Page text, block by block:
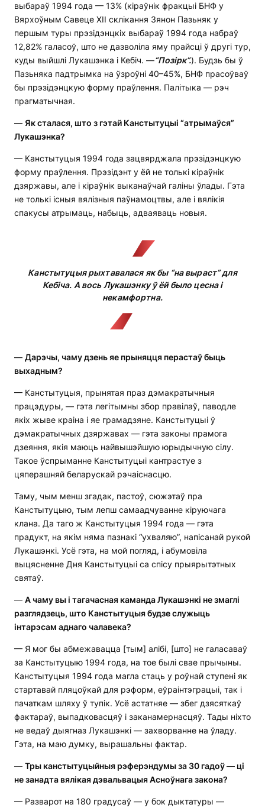
выбараў 1994 года — 13% (кіраўнік фракцыі БНФ у
Вярхоўным Савеце XII склікання Зянон Пазьняк у
першым туры прэзідэнцкіх выбараў 1994 года набраў
12,82% галасоў, што не дазволіла яму прайсці ў другі тур,
куды выйшлі Лукашэнка і Кебіч. —“Позірк”.). Будзь бы ў
Пазьняка падтрымка на ўзроўні 40–45%, БНФ прасоўваў
бы прэзідэнцкую форму праўлення. Палітыка — рэч
прагматычная.
— Як сталася, што з гэтай Канстытуцыі “атрымаўся”
Лукашэнка?
— Канстытуцыя 1994 года зацвярджала прэзідэнцкую
форму праўлення. Прэзідэнт у ёй не толькі кіраўнік
дзяржавы, але і кіраўнік выканаўчай галіны ўлады. Гэта
не толькі існыя вялізныя паўнамоцтвы, але і вялікія
спакусы атрымаць, набыць, адваяваць новыя.
Канстытуцыя рыхтавалася як бы “на выраст” для
Кебіча. А вось Лукашэнку ў ёй было цесна і
некамфортна.
— Дарэчы, чаму дзень яе прыняцця перастаў быць
выхадным?
— Канстытуцыя, прынятая праз дэмакратычныя
працэдуры, — гэта легітымны збор правілаў, паводле
якіх жыве краіна і яе грамадзяне. Канстытуцыі ў
дэмакратычных дзяржавах — гэта законы прамога
дзеяння, якія маюць найвышэйшую юрыдычную сілу.
Такое ўспрыманне Канстытуцыі кантрастуе з
цяперашняй беларускай рэчаіснасцю.
Таму, чым менш згадак, пастоў, сюжэтаў пра
Канстытуцыю, тым лепш самаадчуванне кіруючага
клана. Да таго ж Канстытуцыя 1994 года — гэта
прадукт, на якім няма пазнакі “ухваляю”, напісанай рукой
Лукашэнкі. Усё гэта, на мой погляд, і абумовіла
выцясненне Дня Канстытуцыі са спісу прыярытэтных
святаў.
— А чаму вы і тагачасная каманда Лукашэнкі не змаглі
разглядзець, што Канстытуцыя будзе служыць
інтарэсам аднаго чалавека?
— Я мог бы абмежавацца [тым] алібі, [што] не галасаваў
за Канстытуцыю 1994 года, на тое былі свае прычыны.
Канстытуцыя 1994 года магла стаць у роўнай ступені як
стартавай пляцоўкай для рэформ, еўраінтэграцыі, так і
пачаткам шляху ў тупік. Усё астатняе — збег дзясяткаў
фактараў, выпадковасцяў і заканамернасцяў. Тады ніхто
не ведаў дыягназ Лукашэнкі — захворванне на ўладу.
Гэта, на маю думку, вырашальны фактар.
— Тры канстытуцыйныя рэферэндумы за 30 гадоў — ці
не занадта вялікая дэвальвацыя Асноўнага закона?
— Разварот на 180 градусаў — у бок дыктатуры —